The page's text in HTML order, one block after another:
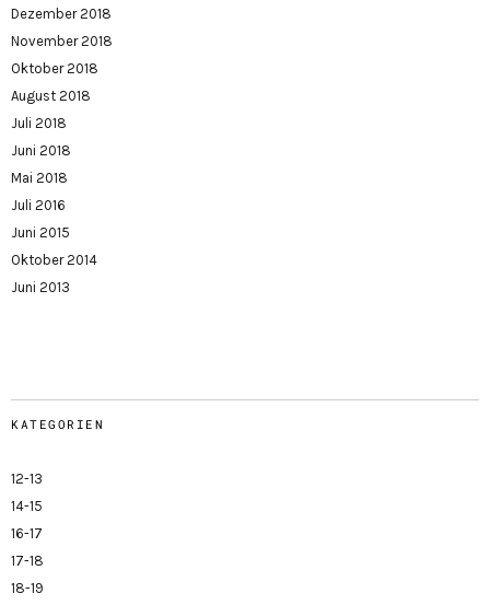
Dezember 2018
November 2018
Oktober 2018
August 2018
Juli 2018
Juni 2018
Mai 2018
Juli 2016
Juni 2015
Oktober 2014
Juni 2013
KATEGORIEN
12-13
14-15
16-17
17-18
18-19